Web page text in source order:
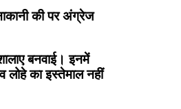
की पर अंग्रेज
बनवाई। इनमें
का इस्तेमाल नहीं